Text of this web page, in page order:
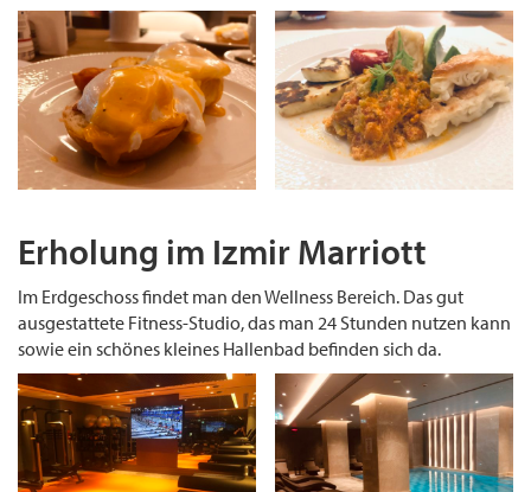
Erholung im Izmir Marriott
Im Erdgeschoss findet man den Wellness Bereich. Das gut
ausgestattete Fitness-Studio, das man 24 Stunden nutzen kann
sowie ein schönes kleines Hallenbad befinden sich da.